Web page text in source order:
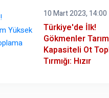
10 Mart 2023, 14:00
Türkiye'de İlk!
Gökmenler
Kapasiteli Ot
Tırmığı: Hızır